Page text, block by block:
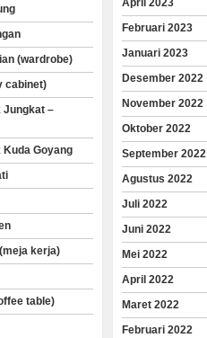
(wardrobe)
cabinet)
Jungkat –
Kuda Goyang
kerja)
table)
April 2023
Februari 2023
Januari 2023
Desember 2022
November 2022
Oktober 2022
September 2022
Agustus 2022
Juli 2022
Juni 2022
Mei 2022
April 2022
Maret 2022
Februari 2022